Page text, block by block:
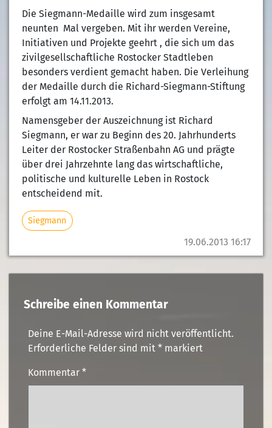
19.06.2013 16:17
Die Siegmann-Medaille wird zum insgesamt
neunten Mal vergeben. Mit ihr werden Vereine,
Initiativen und Projekte geehrt , die sich um das
zivilgesellschaftliche Rostocker Stadtleben
besonders verdient gemacht haben. Die Verleihung
der Medaille durch die Richard-Siegmann-Stiftung
erfolgt am 14.11.2013.
Namensgeber der Auszeichnung ist Richard
Siegmann, er war zu Beginn des 20. Jahrhunderts
Leiter der Rostocker Straßenbahn AG und prägte
über drei Jahrzehnte lang das wirtschaftliche,
politische und kulturelle Leben in Rostock
entscheidend mit.
Siegmann
Schreibe einen Kommentar
Deine E-Mail-Adresse wird nicht veröffentlicht.
Erforderliche Felder sind mit *markiert
Kommentar *